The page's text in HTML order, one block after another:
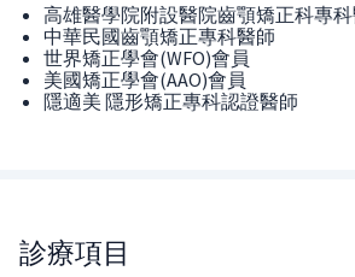
高雄醫學院附設醫院齒顎矯正科專
中華民國齒顎矯正專科醫師
世界矯正學會(WFO)會員
美國矯正學會(AAO)會員
隱適美 隱形矯正專科認證醫師
診療項目